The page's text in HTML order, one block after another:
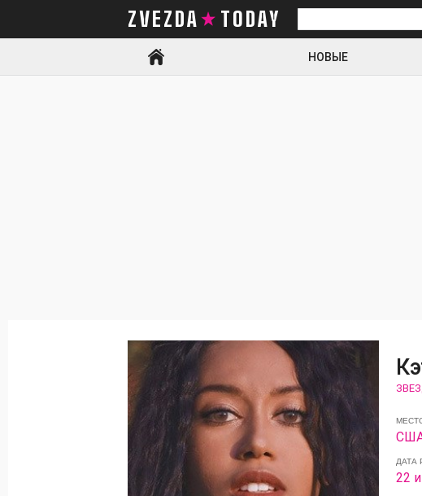
ZVEZDA TODAY
Искать
НОВЫЕ
ДАТА
22